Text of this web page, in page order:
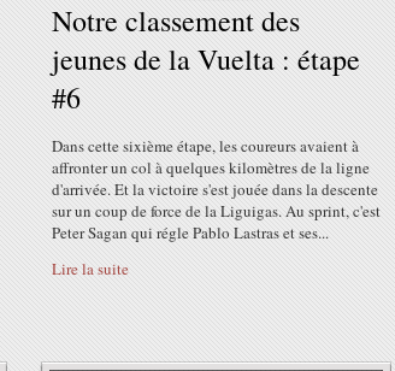
Notre classement des
jeunes de la Vuelta : étape
#6
Dans cette sixième étape, les coureurs avaient à
affronter un col à quelques kilomètres de la ligne
d'arrivée. Et la victoire s'est jouée dans la descente
sur un coup de force de la Liguigas. Au sprint, c'est
Peter Sagan qui régle Pablo Lastras et ses...
Lire la suite